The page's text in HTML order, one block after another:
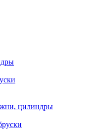
цилиндры